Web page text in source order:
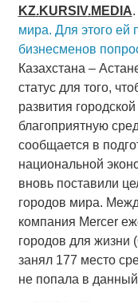
KZ.KURSIV.MEDIA
мира. Для этого ей
бизнесменов
Казахстана –
статус для того,
развития
благоприятную
сообщается в
национальной
вновь поставили
городов мира.
компания Mercer
городов для жизни
занял 177 место
не попала в данный